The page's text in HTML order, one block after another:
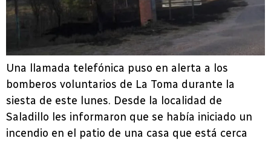
Una llamada telefónica puso en alerta a los
bomberos voluntarios de La Toma durante la
siesta de este lunes. Desde la localidad de
Saladillo les informaron que se había iniciado un
incendio en el patio de una casa que está cerca